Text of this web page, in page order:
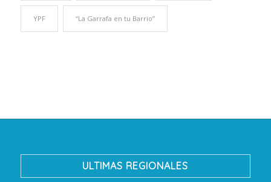
YPF “La Garrafa en tu Barrio”
ULTIMAS REGIONALES